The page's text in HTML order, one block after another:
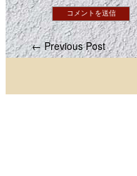
← Previous Post